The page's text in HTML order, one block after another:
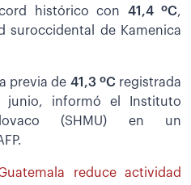
histórico con 41,4 ºC,
suroccidental de Kamenica
previa de 41,3 ºCregistrada
informó el Instituto
(SHMU) en un
reduce actividad